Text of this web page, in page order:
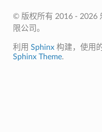
© 版权所有 2016 - 2026
限公司。
利用 Sphinx构建，使用
Sphinx Theme.